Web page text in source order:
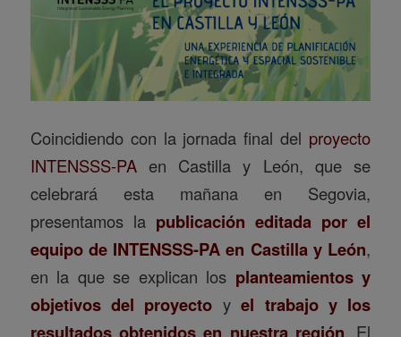
Coincidiendo con la jornada final del proyecto
INTENSSS-PAen Castilla y León, que se
celebrará esta mañana en Segovia,
presentamos la publicación editada por el
equipo de INTENSSS-PA en Castilla y León,
en la que se explican los planteamientos y
objetivos del proyecto yel trabajo y los
resultados obtenidos en nuestra región. El